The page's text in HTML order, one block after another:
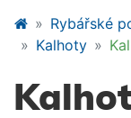
Rybářské
Kalhoty